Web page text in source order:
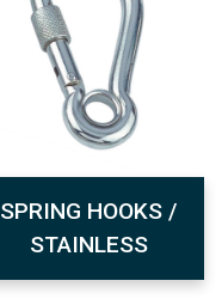
SPRING HOOKS /
STAINLESS